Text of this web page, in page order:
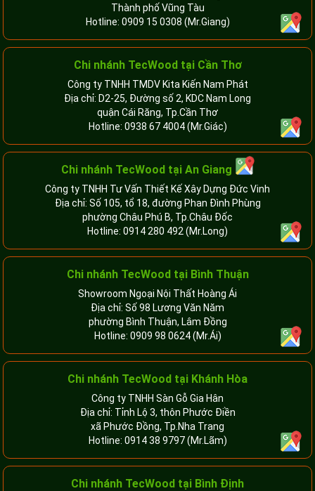
Thành phố Vũng Tàu
Hotline: 0909 15 0308 (Mr.Giang)
Chi nhánh TecWood tại Cần Thơ
Công ty TNHH TMDV Kita Kiến Nam Phát
Địa chỉ: D2-25, Đường số 2, KDC Nam Long
quận Cái Răng, Tp.Cần Thơ
Hotline: 0938 67 4004(Mr.Giác)
Chi nhánh TecWood tại An Giang
Công ty TNHH Tư Vấn Thiết Kế Xây Dựng Đức Vinh
Địa chỉ: Số 105, tổ 18, đường Phan Đình Phùng
phường Châu Phú B, Tp.Châu Đốc
Hotline: 0914 280 492 (Mr.Long)
Chi nhánh TecWood tại Bình Thuận
Showroom Ngoại Nội Thất Hoàng Ái
Địa chỉ: Số 98 Lương Văn Năm
phường Bình Thuận, Lâm Đồng
Hotline: 0909 98 0624(Mr.Ái)
Chi nhánh TecWood tại Khánh Hòa
Công ty TNHH Sàn Gỗ Gia Hân
Địa chỉ: Tỉnh Lộ 3, thôn Phước Điền
xã Phước Đồng, Tp.Nha Trang
Hotline: 0914 38 9797(Mr.Lãm)
Chi nhánh TecWood tại Bình Định